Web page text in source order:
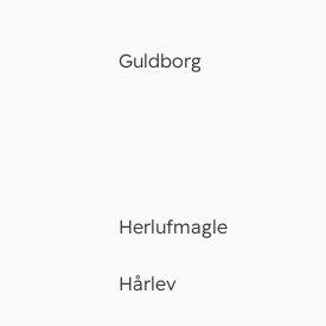
Guldborg
Herlufmagle
Hårlev